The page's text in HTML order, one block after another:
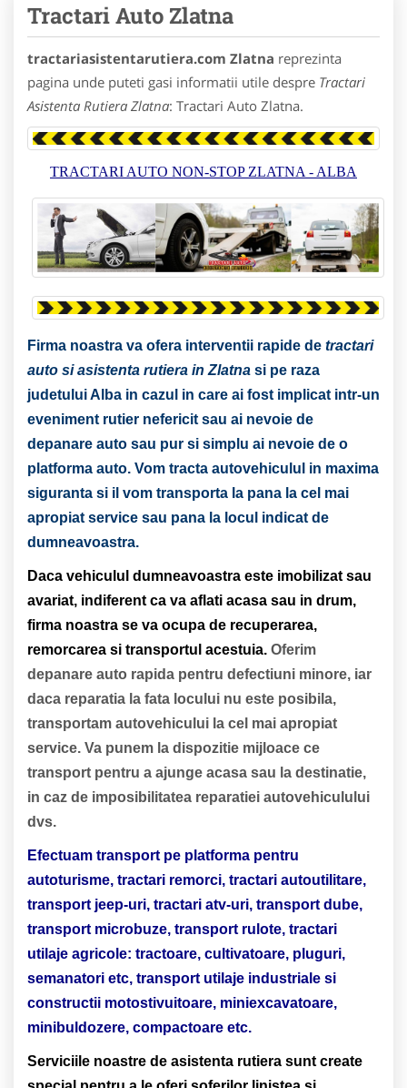
Tractari Auto Zlatna
tractariasistentarutiera.com Zlatna reprezinta
pagina unde puteti gasi informatii utile despre Tractari
Asistenta Rutiera Zlatna: Tractari Auto Zlatna.
TRACTARI AUTO NON-STOP ZLATNA - ALBA
Firma noastra va ofera interventii rapide de tractari
auto si asistenta rutiera in Zlatna si pe raza
judetului Alba in cazul in care ai fost implicat intr-un
eveniment rutier nefericit sau ai nevoie de
depanare auto sau pur si simplu ai nevoie de o
platforma auto. Vom tracta autovehiculul in maxima
siguranta si il vom transporta la pana la cel mai
apropiat service sau pana la locul indicat de
dumneavoastra.
Daca vehiculul dumneavoastra este imobilizat sau
avariat, indiferent ca va aflati acasa sau in drum,
firma noastra se va ocupa de recuperarea,
remorcarea si transportul acestuia. Oferim
depanare auto rapida pentru defectiuni minore, iar
daca reparatia la fata locului nu este posibila,
transportam autovehicului la cel mai apropiat
service. Va punem la dispozitie mijloace ce
transport pentru a ajunge acasa sau la destinatie,
in caz de imposibilitatea reparatiei autovehiculului
dvs.
Efectuam transport pe platforma pentru
autoturisme, tractari remorci, tractari autoutilitare,
transport jeep-uri, tractari atv-uri, transport dube,
transport microbuze, transport rulote, tractari
utilaje agricole: tractoare, cultivatoare, pluguri,
semanatori etc, transport utilaje industriale si
constructii motostivuitoare, miniexcavatoare,
minibuldozere, compactoare etc.
Serviciile noastre de asistenta rutiera sunt create